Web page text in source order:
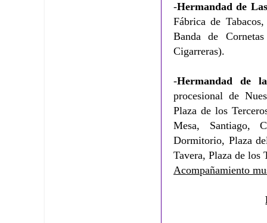
-Hermandad de
Fábrica de
Banda de
Cigarreras).
-Hermandad de
procesional de
Plaza de los
Mesa, Santiago,
Dormitorio, Plaza
Tavera, Plaza de los
Acompañamiento